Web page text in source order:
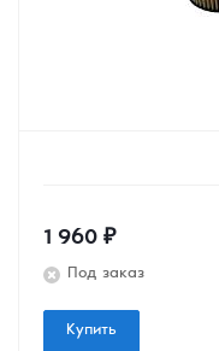
1 960 ₽
Под заказ
Купить